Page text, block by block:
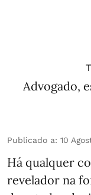
Advogado,
Publicado a: 10
Há qualquer
revelador na